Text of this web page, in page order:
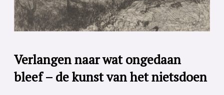
Verlangen naar wat ongedaan
bleef – de kunst van het nietsdoen